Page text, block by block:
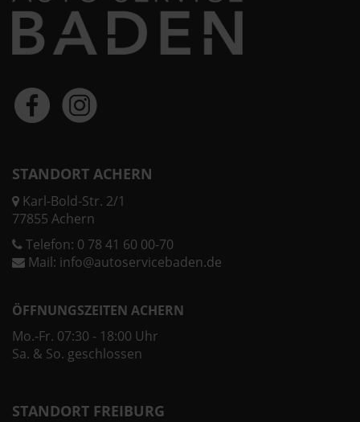
STANDORT ACHERN
Karl-Bold-Str. 2/1
77855 Achern
Telefon: 0 78 41 60 00-70
Mail: info@autoservicebaden.de
ÖFFNUNGSZEITEN ACHERN
Mo.-Fr. 07:30 - 18:00 Uhr
Sa. & So. geschlossen
STANDORT FREIBURG